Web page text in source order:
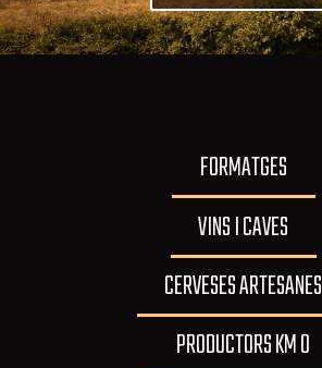
FORMATGES
VINS I CAVES
CERVESES ARTESANES
PRODUCTORS KM 0